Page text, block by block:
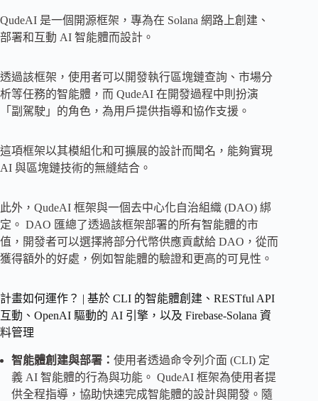
QudeAI 是一個開源框架，專為在 Solana 網路上創建、
部署和互動 AI 智能體而設計。
透過該框架，使用者可以開發執行區塊鏈查詢、市場分
析等任務的智能體，而 QudeAI 在開發過程中則扮演
「副駕駛」的角色，為用戶提供指導和協作支援。
這項框架以其模組化和可擴展的設計而聞名，能夠實現
AI 與區塊鏈技術的無縫結合。
此外，QudeAI 框架與一個去中心化自治組織 (DAO) 綁
定。 DAO 匯總了透過該框架部署的所有智能體的市
值，開發者可以選擇將部分代幣供應貢獻給 DAO，從而
獲得額外的好處，例如智能體的驗證和更高的可見性。
計畫如何運作？ | 基於 CLI 的智能體創建、RESTful API
互動、OpenAI 驅動的 AI 引擎，以及 Firebase-Solana 資
料管理
智能體創建與部署： 使用者透過命令列介面 (CLI) 定
義 AI 智能體的行為與功能。 QudeAI 框架為使用者提
供全程指導，協助快速完成智能體的設計與開發。隨